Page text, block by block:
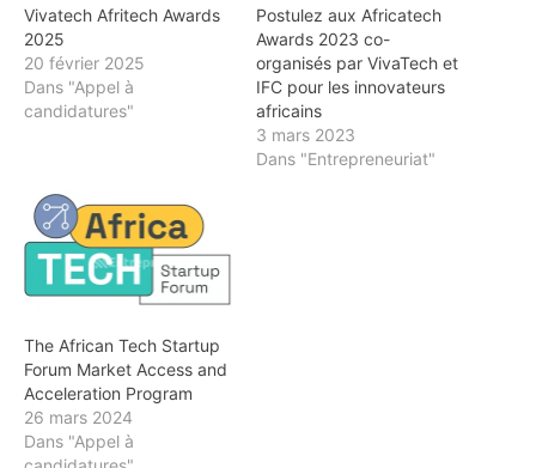
Vivatech Afritech Awards
2025
20 février 2025
Dans "Appel à
candidatures"
Postulez aux Africatech
Awards 2023 co-
organisés par VivaTech et
IFC pour les innovateurs
africains
3 mars 2023
Dans "Entrepreneuriat"
The African Tech Startup
Forum Market Access and
Acceleration Program
26 mars 2024
Dans "Appel à